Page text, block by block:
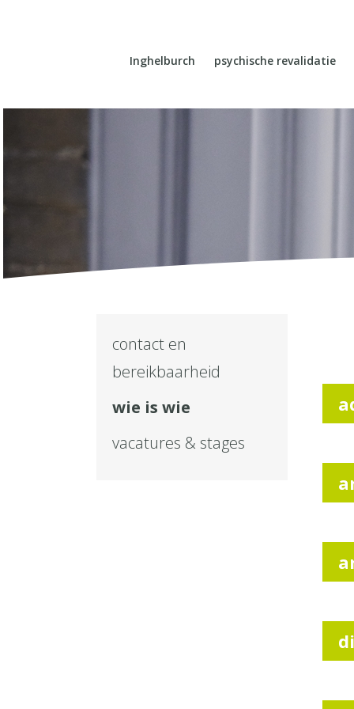
Inghelburch psychische revalidatie
contact en
bereikbaarheid
wie is wie
vacatures & stages